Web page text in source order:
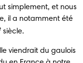
simplement, et nous
il a notamment été
siècle.
viendrait du gaulois